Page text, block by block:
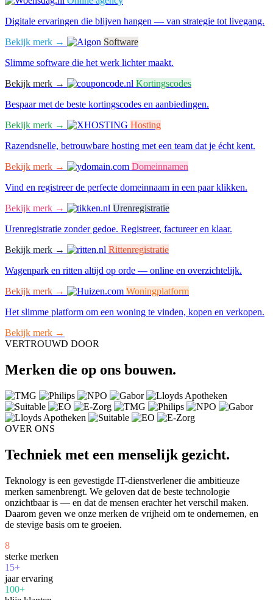
Digitale ervaringen die blijven hangen — van strategie tot livegang.
Bekijk merk →
Software
Slimme software die het werk lichter maakt.
Bekijk merk →
Kortingscodes
Bespaar met de beste kortingscodes en aanbiedingen.
Bekijk merk →
Hosting
Razendsnelle, betrouwbare hosting met een team dat je écht kent.
Bekijk merk →
Domeinnamen
Vind en registreer de perfecte domeinnaam in een paar klikken.
Bekijk merk →
Urenregistratie
Urenregistratie zonder gedoe. Registreer, factureer en klaar.
Bekijk merk →
Rittenregistratie
Wagenpark en ritten altijd op orde — online en overzichtelijk.
Bekijk merk →
Woningplatform
Het slimme platform om een woning te vinden, kopen en verkopen.
Bekijk merk →
VERTROUWD DOOR
Merken die op ons bouwen.
OVER ONS
Techniek met een menselijk gezicht.
Teknology is een gevestigde IT-dienstverlener die ambitieuze
merken samenbrengt. We geloven dat de beste technologie
onzichtbaar is — en dat de mensen erachter het verschil maken.
Daarom geven we onze merken de vrijheid om te ondernemen, en
de stevige basis om te groeien.
8
sterke merken
15+
jaar ervaring
100+